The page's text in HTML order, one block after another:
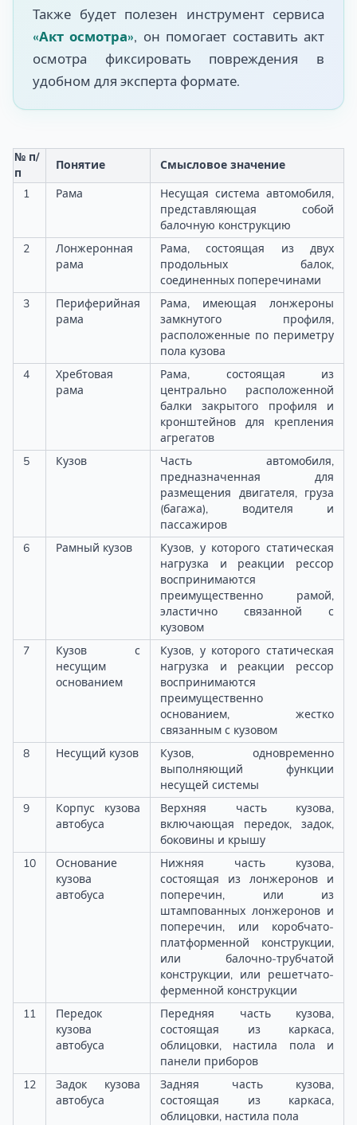
Также будет полезен инструмент сервиса
«Акт осмотра», он помогает составить акт
осмотра фиксировать повреждения в
удобном для эксперта формате.
№ п/
п
Понятие
Смысловое значение
1
Рама
Несущая система автомобиля,
представляющая собой
балочную конструкцию
2
Лонжеронная
рама
Рама, состоящая из двух
продольных балок,
соединенных поперечинами
3
Периферийная
рама
Рама, имеющая лонжероны
замкнутого профиля,
расположенные по периметру
пола кузова
4
Хребтовая
рама
Рама, состоящая из
центрально расположенной
балки закрытого профиля и
кронштейнов для крепления
агрегатов
5
Кузов
Часть автомобиля,
предназначенная для
размещения двигателя, груза
(багажа), водителя и
пассажиров
6
Рамный кузов
Кузов, у которого статическая
нагрузка и реакции рессор
воспринимаются
преимущественно рамой,
эластично связанной с
кузовом
7
Кузов с
несущим
основанием
Кузов, у которого статическая
нагрузка и реакции рессор
воспринимаются
преимущественно
основанием, жестко
связанным с кузовом
8
Несущий кузов
Кузов, одновременно
выполняющий функции
несущей системы
9
Корпус кузова
автобуса
Верхняя часть кузова,
включающая передок, задок,
боковины и крышу
10
Основание
кузова
автобуса
Нижняя часть кузова,
состоящая из лонжеронов и
поперечин, или из
штампованных лонжеронов и
поперечин, или коробчато-
платформенной конструкции,
или балочно-трубчатой
конструкции, или решетчато-
ферменной конструкции
11
Передок
кузова
автобуса
Передняя часть кузова,
состоящая из каркаса,
облицовки, настила пола и
панели приборов
12
Задок кузова
автобуса
Задняя часть кузова,
состоящая из каркаса,
облицовки, настила пола